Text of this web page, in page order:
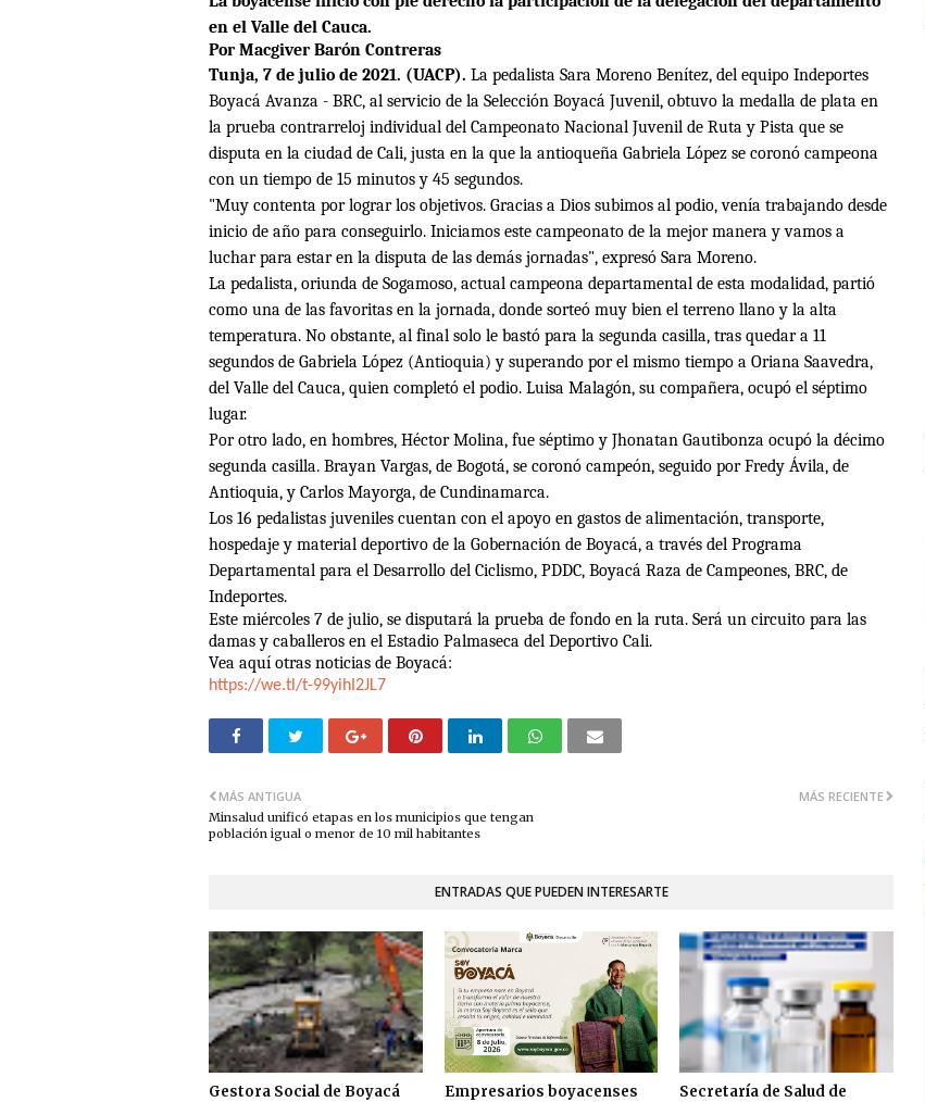
en el Valle del Cauca.
Por Macgiver Barón Contreras
Tunja, 7 de julio de 2021. (UACP). La pedalista Sara Moreno Benítez, del equipo Indeportes
Boyacá Avanza - BRC, al servicio de la Selección Boyacá Juvenil, obtuvo la medalla de plata en
la prueba contrarreloj individual del Campeonato Nacional Juvenil de Ruta y Pista que se
disputa en la ciudad de Cali, justa en la que la antioqueña Gabriela López se coronó campeona
con un tiempo de 15 minutos y 45 segundos.
"Muy contenta por lograr los objetivos. Gracias a Dios subimos al podio, venía trabajando desde
inicio de año para conseguirlo. Iniciamos este campeonato de la mejor manera y vamos a
luchar para estar en la disputa de las demás jornadas", expresó Sara Moreno.
La pedalista, oriunda de Sogamoso, actual campeona departamental de esta modalidad, partió
como una de las favoritas en la jornada, donde sorteó muy bien el terreno llano y la alta
temperatura. No obstante, al final solo le bastó para la segunda casilla, tras quedar a 11
segundos de Gabriela López (Antioquia) y superando por el mismo tiempo a Oriana Saavedra,
del Valle del Cauca, quien completó el podio. Luisa Malagón, su compañera, ocupó el séptimo
lugar.
Por otro lado, en hombres, Héctor Molina, fue séptimo y Jhonatan Gautibonza ocupó la décimo
segunda casilla. Brayan Vargas, de Bogotá, se coronó campeón, seguido por Fredy Ávila, de
Antioquia, y Carlos Mayorga, de Cundinamarca.
Los 16 pedalistas juveniles cuentan con el apoyo en gastos de alimentación, transporte,
hospedaje y material deportivo de la Gobernación de Boyacá, a través del Programa
Departamental para el Desarrollo del Ciclismo, PDDC, Boyacá Raza de Campeones, BRC, de
Indeportes.
Este miércoles 7 de julio, se disputará la prueba de fondo en la ruta. Será un circuito para las
damas y caballeros en el Estadio Palmaseca del Deportivo Cali.
Vea aquí otras noticias de Boyacá:
https://we.tl/t-99yihI2JL7
MÁS RECIENTE
MÁS ANTIGUA
Minsalud unificó etapas en los municipios que tengan
población igual o menor de 10 mil habitantes
ENTRADAS QUE PUEDEN INTERESARTE
Gestora Social de Boyacá
Empresarios boyacenses
Secretaría de Salud de